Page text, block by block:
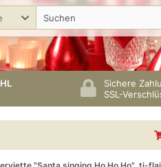
Sichere
SSL-